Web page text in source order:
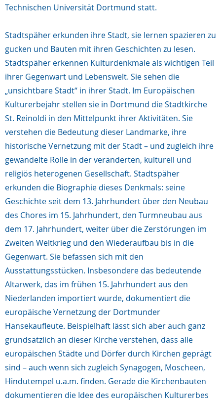
Technischen Universität Dortmund statt.
Stadtspäher erkunden ihre Stadt, sie lernen spazieren zu
gucken und Bauten mit ihren Geschichten zu lesen.
Stadtspäher erkennen Kulturdenkmale als wichtigen Teil
ihrer Gegenwart und Lebenswelt. Sie sehen die
„unsichtbare Stadt“ in ihrer Stadt. Im Europäischen
Kulturerbejahr stellen sie in Dortmund die Stadtkirche
St. Reinoldi in den Mittelpunkt ihrer Aktivitäten. Sie
verstehen die Bedeutung dieser Landmarke, ihre
historische Vernetzung mit der Stadt – und zugleich ihre
gewan­delte Rolle in der veränderten, kulturell und
religiös heterogenen Gesellschaft. Stadtspäher
erkunden die Biographie dieses Denkmals: seine
Geschichte seit dem 13. Jahrhundert über den Neubau
des Chores im 15. Jahrhundert, den Turmneubau aus
dem 17. Jahrhundert, weiter über die Zerstörungen im
Zweiten Weltkrieg und den Wiederaufbau bis in die
Gegenwart. Sie befassen sich mit den
Ausstattungsstücken. Insbesondere das bedeutende
Altarwerk, das im frühen 15. Jahrhundert aus den
Niederlanden importiert wurde, dokumentiert die
europäische Vernetzung der Dortmunder
Hansekaufleute. Beispielhaft lässt sich aber auch ganz
grundsätzlich an dieser Kirche verstehen, dass alle
europäischen Städte und Dörfer durch Kirchen geprägt
sind – auch wenn sich zugleich Synago­gen, Moscheen,
Hindutempel u.a.m. finden. Gerade die Kirchenbauten
dokumentieren die Idee des europäischen Kulturerbes